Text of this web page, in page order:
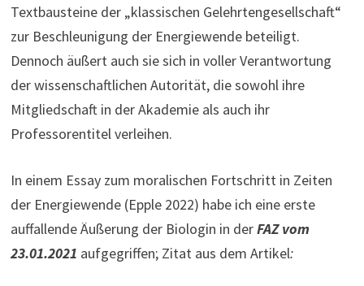
Textbausteine der „klassischen Gelehrtengesellschaft“
zur Beschleunigung der Energiewende beteiligt.
Dennoch äußert auch sie sich in voller Verantwortung
der wissenschaftlichen Autorität, die sowohl ihre
Mitgliedschaft in der Akademie als auch ihr
Professorentitel verleihen.
In einem Essay zum moralischen Fortschritt in Zeiten
der Energiewende (Epple 2022) habe ich eine erste
auffallende Äußerung der Biologin in derFAZ vom
23.01.2021 aufgegriffen; Zitat aus dem Artikel: